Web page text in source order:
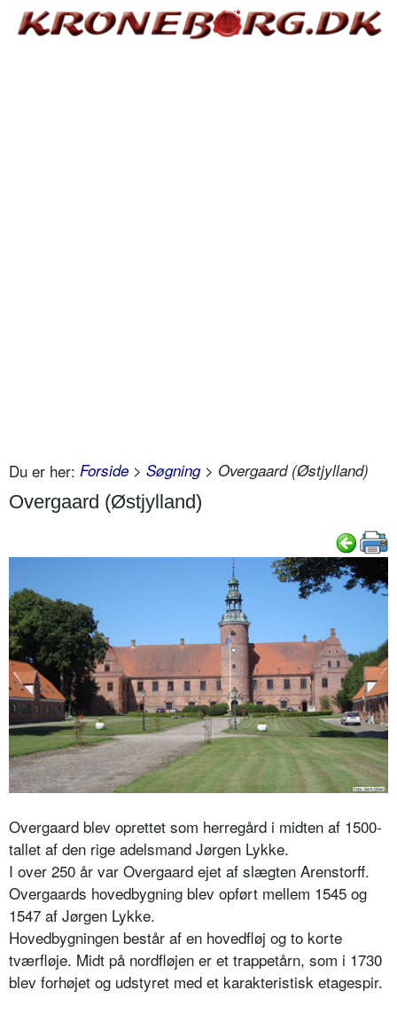
Du er her: Forside > Søgning> Overgaard (Østjylland)
Overgaard (Østjylland)
Overgaard blev oprettet som herregård i midten af 1500-
tallet af den rige adelsmand Jørgen Lykke.
I over 250 år var Overgaard ejet af slægten Arenstorff.
Overgaards hovedbygning blev opført mellem 1545 og
1547 af Jørgen Lykke.
Hovedbygningen består af en hovedfløj og to korte
tværfløje. Midt på nordfløjen er et trappetårn, som i 1730
blev forhøjet og udstyret med et karakteristisk etagespir.